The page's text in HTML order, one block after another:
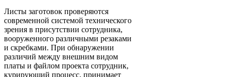
Листы заготовок проверяются
современной системой технического
зрения в присутствии сотрудника,
вооруженного различными резаками
и скребками. При обнаружении
различий между внешним видом
платы и файлом проекта сотрудник,
курирующий процесс, принимает